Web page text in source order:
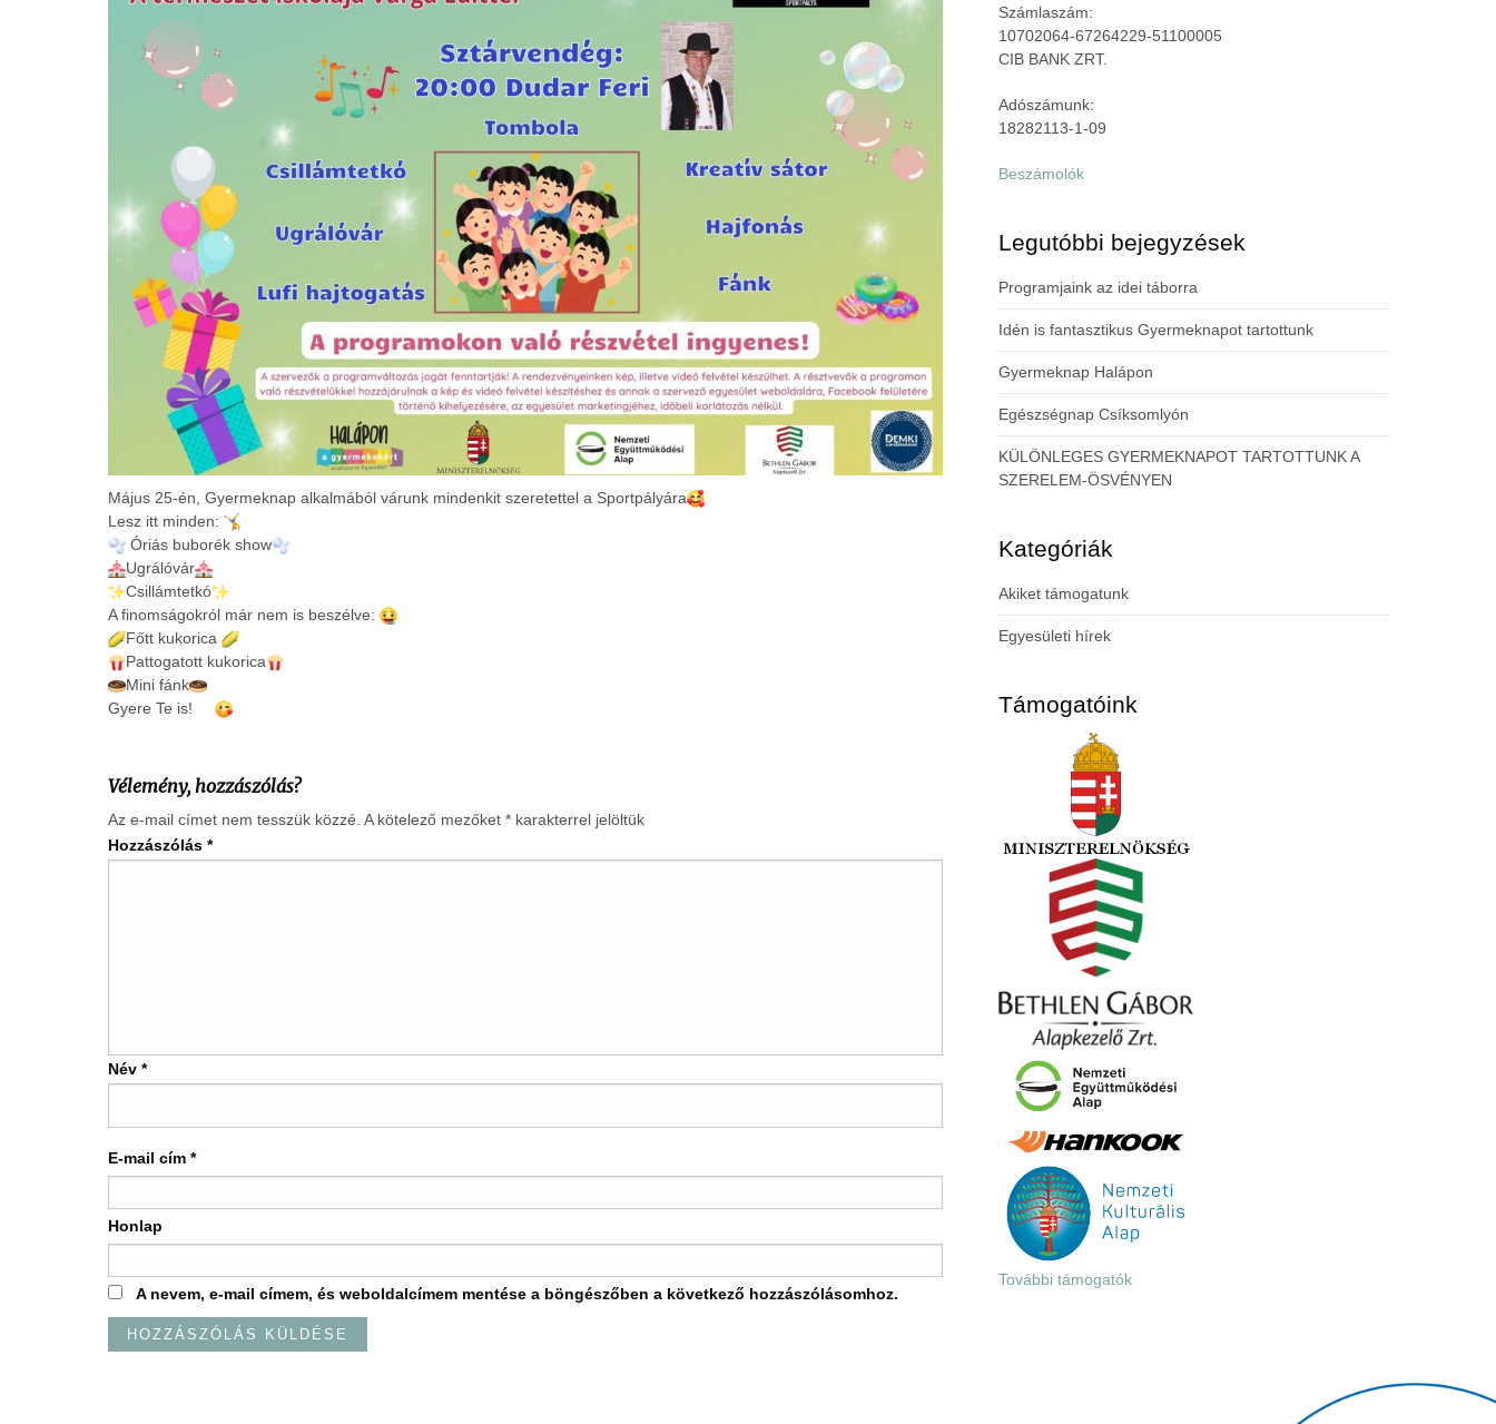
Május 25-én, Gyermeknap alkalmából várunk mindenkit szeretettel a Sportpályára
Lesz itt minden:
Óriás buborék show
Ugrálóvár
Csillámtetkó
A finomságokról már nem is beszélve:
Főtt kukorica
Pattogatott kukorica
Mini fánk
Gyere Te is!
Vélemény, hozzászólás?
Az e-mail címet nem tesszük közzé. A kötelező mezőket * karakterrel jelöltük
Hozzászólás *
Név *
E-mail cím *
Honlap
A nevem, e-mail címem, és weboldalcímem mentése a böngészőben a következő hozzászólásomhoz.
Számlaszám:
10702064-67264229-51100005
CIB BANK ZRT.
Adószámunk:
18282113-1-09
Beszámolók
Legutóbbi bejegyzések
Programjaink az idei táborra
Idén is fantasztikus Gyermeknapot tartottunk
Gyermeknap Halápon
Egészségnap Csíksomlyón
KÜLÖNLEGES GYERMEKNAPOT TARTOTTUNK A
SZERELEM-ÖSVÉNYEN
Kategóriák
Akiket támogatunk
Egyesületi hírek
Támogatóink
További támogatók